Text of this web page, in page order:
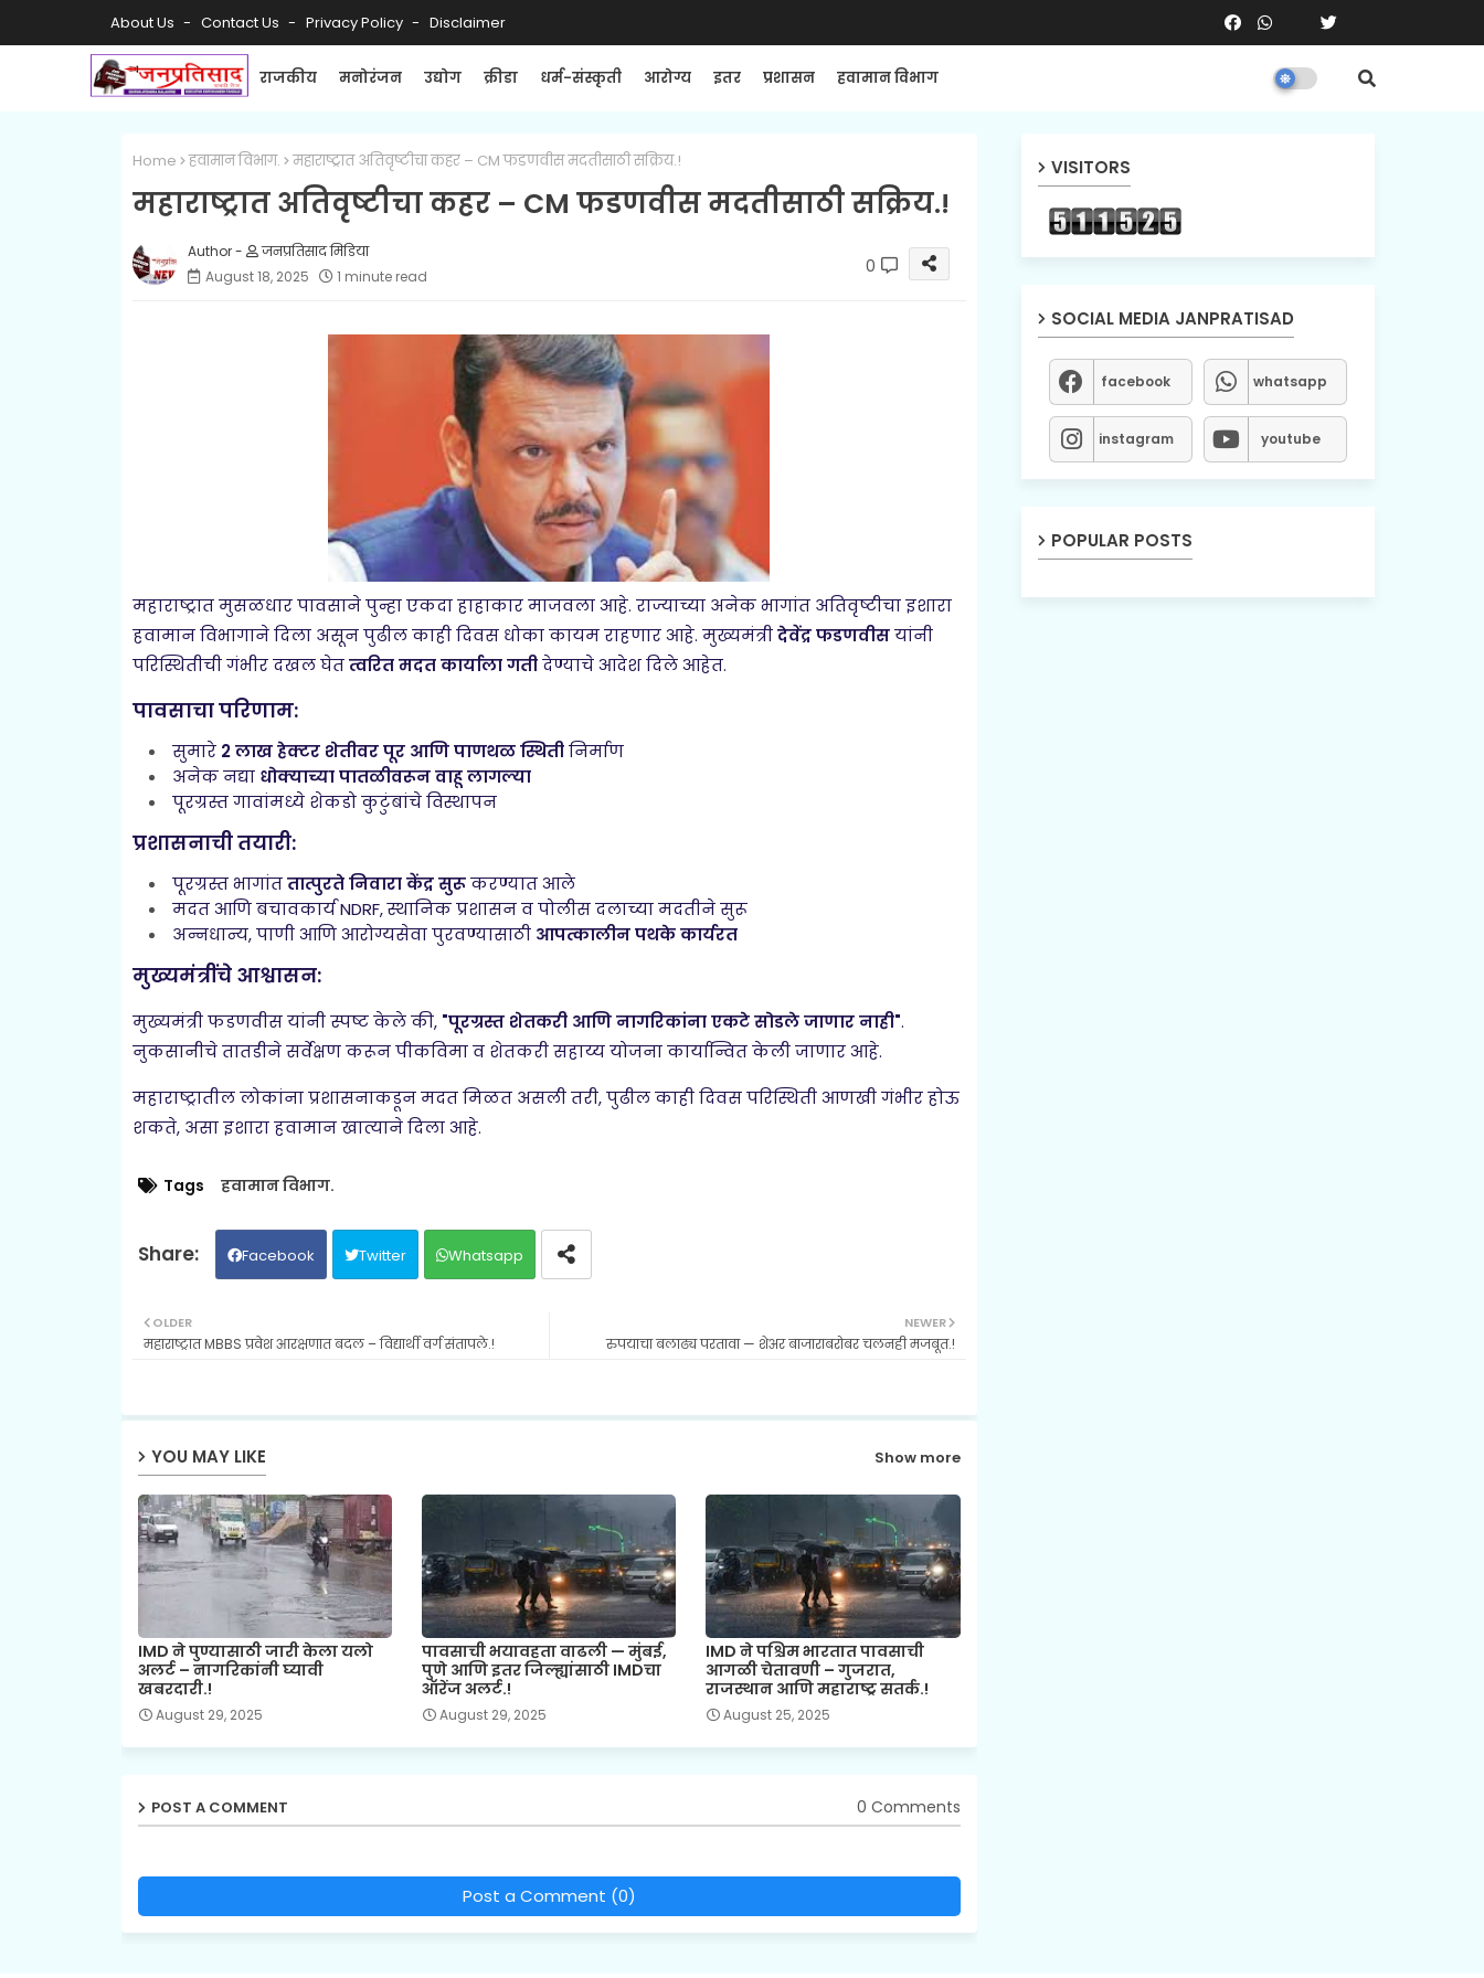
About Us Contact Us Privacy Policy Disclaimer
राजकीय मनोरंजन उद्योग क्रीडा धर्म-संस्कृती आरोग्य इतर प्रशासन हवामान विभाग
Home हवामान विभाग. महाराष्ट्रात अतिवृष्टीचा कहर – CM फडणवीस मदतीसाठी सक्रिय.!
महाराष्ट्रात अतिवृष्टीचा कहर – CM फडणवीस मदतीसाठी सक्रिय.!
जनप्रतिसाद मिडिया
August 18, 2025
1 minute read 0
महाराष्ट्रात मुसळधार पावसाने पुन्हा एकदा हाहाकार माजवला आहे. राज्याच्या अनेक भागांत अतिवृष्टीचा इशारा
हवामान विभागाने दिला असून पुढील काही दिवस धोका कायम राहणार आहे. मुख्यमंत्रीदेवेंद्र फडणवीसयांनी
परिस्थितीची गंभीर दखल घेतत्वरित मदत कार्याला गतीदेण्याचे आदेश दिले आहेत.
पावसाचा परिणाम:
सुमारे 2 लाख हेक्टर शेतीवर पूर आणि पाणथळ स्थितीनिर्माण
अनेक नद्या धोक्याच्या पातळीवरून वाहू लागल्या
पूरग्रस्त गावांमध्ये शेकडो कुटुंबांचे विस्थापन
प्रशासनाची तयारी:
पूरग्रस्त भागांततात्पुरते निवारा केंद्र सुरूकरण्यात आले
मदत आणि बचावकार्य NDRF, स्थानिक प्रशासन व पोलीस दलाच्या मदतीने सुरू
अन्नधान्य, पाणी आणि आरोग्यसेवा पुरवण्यासाठी आपत्कालीन पथके कार्यरत
मुख्यमंत्रींचे आश्वासन:
मुख्यमंत्री फडणवीस यांनी स्पष्ट केले की, "पूरग्रस्त शेतकरी आणि नागरिकांना एकटे सोडले जाणार नाही".
नुकसानीचे तातडीने सर्वेक्षण करून पीकविमा व शेतकरी सहाय्य योजना कार्यान्वित केली जाणार आहे.
महाराष्ट्रातील लोकांना प्रशासनाकडून मदत मिळत असली तरी, पुढील काही दिवस परिस्थिती आणखी गंभीर होऊ
शकते, असा इशारा हवामान खात्याने दिला आहे.
Tags हवामान विभाग.
Facebook Twitter Whatsapp
NEWER
रुपयाचा बलाढ्य परतावा — शेअर बाजाराबरोबर चलनही मजबूत.!
OLDER
महाराष्ट्रात MBBS प्रवेश आरक्षणात बदल – विद्यार्थी वर्ग संतापले.!
YOU MAY LIKE Show more
IMD ने पुण्यासाठी जारी केला यलो
अलर्ट – नागरिकांनी घ्यावी
खबरदारी.!
August 29, 2025
पावसाची भयावहता वाढली — मुंबई,
पुणे आणि इतर जिल्ह्यांसाठी IMDचा
ऑरेंज अलर्ट.!
August 29, 2025
IMD ने पश्चिम भारतात पावसाची
आगळी चेतावणी – गुजरात,
राजस्थान आणि महाराष्ट्र सतर्क.!
August 25, 2025
POST A COMMENT 0 Comments
Post a Comment (0)
VISITORS
SOCIAL MEDIA JANPRATISAD
facebook whatsapp
instagram youtube
POPULAR POSTS